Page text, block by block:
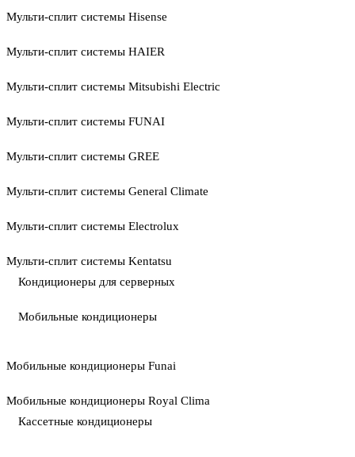
Мульти-сплит системы Hisense
Мульти-сплит системы HAIER
Мульти-сплит системы Mitsubishi Electric
Мульти-сплит системы FUNAI
Мульти-сплит системы GREE
Мульти-сплит системы General Climate
Мульти-сплит системы Electrolux
Мульти-сплит системы Kentatsu
Кондиционеры для серверных
Мобильные кондиционеры
Мобильные кондиционеры Funai
Мобильные кондиционеры Royal Clima
Кассетные кондиционеры